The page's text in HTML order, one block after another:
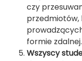
czy
przedmiotów,
formie zdalnej.
Wszyscy